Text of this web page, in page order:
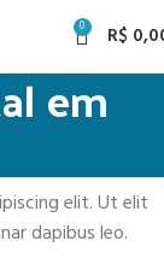
0 R$
em
elit. Ut elit
dapibus leo.